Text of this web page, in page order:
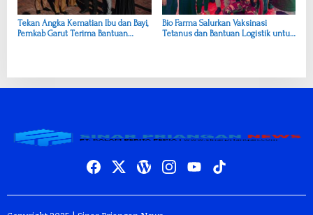
Tekan Angka Kematian Ibu dan Bayi,
Pemkab Garut Terima Bantuan
Bio Farma Salurkan Vaksinasi
Tetanus dan Bantuan Logistik untuk